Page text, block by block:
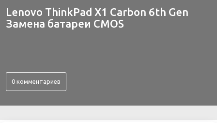
Lenovo ThinkPad X1 Carbon 6th Gen
Замена батареи CMOS
0 комментариев